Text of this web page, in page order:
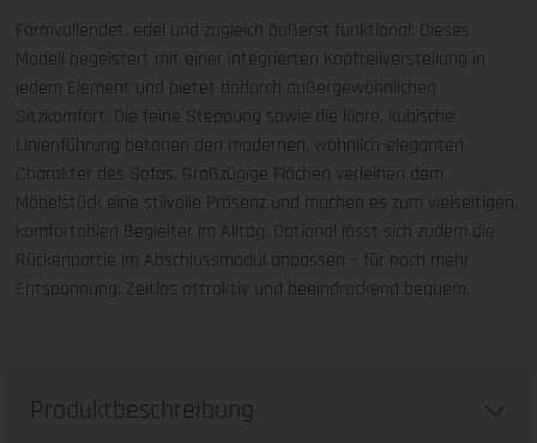
Formvollendet, edel und zugleich äußerst funktional: Dieses
Modell begeistert mit einer integrierten Kopfteilverstellung in
jedem Element und bietet dadurch außergewöhnlichen
Sitzkomfort. Die feine Steppung sowie die klare, kubische
Linienführung betonen den modernen, wohnlich-eleganten
Charakter des Sofas. Großzügige Flächen verleihen dem
Möbelstück eine stilvolle Präsenz und machen es zum vielseitigen,
komfortablen Begleiter im Alltag. Optional lässt sich zudem die
Rückenpartie im Abschlussmodul anpassen – für noch mehr
Entspannung. Zeitlos attraktiv und beeindruckend bequem.
Produktbeschreibung